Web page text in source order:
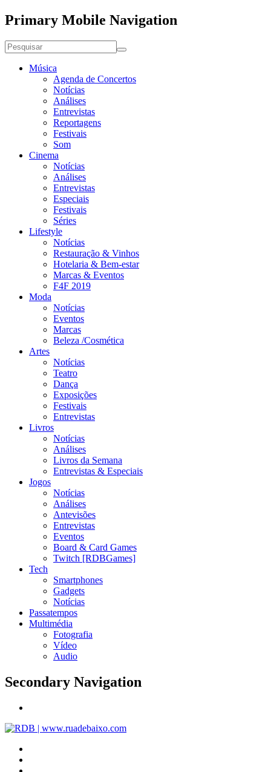
Primary Mobile Navigation
Música
Agenda de Concertos
Notícias
Análises
Entrevistas
Reportagens
Festivais
Som
Cinema
Notícias
Análises
Entrevistas
Especiais
Festivais
Séries
Lifestyle
Notícias
Restauração & Vinhos
Hotelaria & Bem-estar
Marcas & Eventos
F4F 2019
Moda
Notícias
Eventos
Marcas
Beleza /Cosmética
Artes
Notícias
Teatro
Dança
Exposições
Festivais
Entrevistas
Livros
Notícias
Análises
Livros da Semana
Entrevistas & Especiais
Jogos
Notícias
Análises
Antevisões
Entrevistas
Eventos
Board & Card Games
Twitch [RDBGames]
Tech
Smartphones
Gadgets
Notícias
Passatempos
Multimédia
Fotografia
Vídeo
Audio
Secondary Navigation